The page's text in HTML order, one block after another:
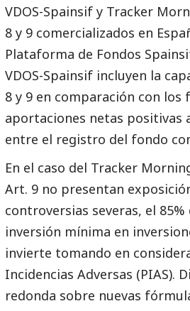
VDOS-Spainsif y Tracker
8 y 9 comercializados en
Plataforma de Fondos
VDOS-Spainsif incluyen la
8 y 9 en comparación con
aportaciones netas positivas
entre el registro del fondo
En el caso del Tracker
Art. 9 no presentan
controversias severas, el
inversión mínima en
invierte tomando en
Incidencias Adversas (PIAS).
redonda sobre nuevas